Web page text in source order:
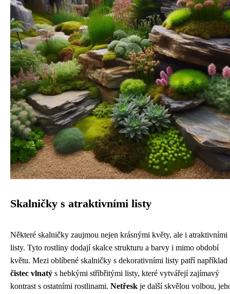
Skalničky s atraktivními listy
Některé skalničky zaujmou nejen krásnými květy, ale i atraktivními
listy. Tyto rostliny dodají skalce strukturu a barvy i mimo období
květu. Mezi oblíbené skalničky s dekorativními listy patří například
čistec vlnatý s hebkými stříbřitými listy, které vytvářejí zajímavý
kontrast s ostatními rostlinami. Netřesk je další skvělou volbou,